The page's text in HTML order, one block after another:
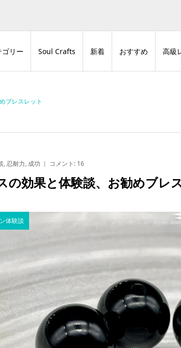
ゴリー Soul Crafts 新着 おすすめ 高級
ブレスレット
,忍耐力, 成功 コメント: 16
の効果と体験談、お勧めブレ
体験談
ズとデジタルコンテンツの販売サイトです！